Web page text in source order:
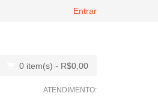
Entrar
0 item(s) - R$0,00
ATENDIMENTO: